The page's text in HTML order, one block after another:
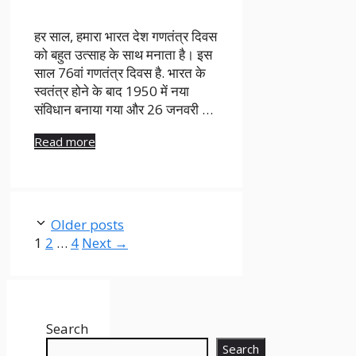
हर साल, हमारा भारत देश गणतंत्र दिवस
को बहुत उत्साह के साथ मनाता है। इस
साल 76वां गणतंत्र दिवस है. भारत के
स्वतंत्र होने के बाद 1950 में नया
संविधान बनाया गया और 26 जनवरी …
Read more
Older posts
Page
1 Page
2 … Page
4 Next →
Search
Search